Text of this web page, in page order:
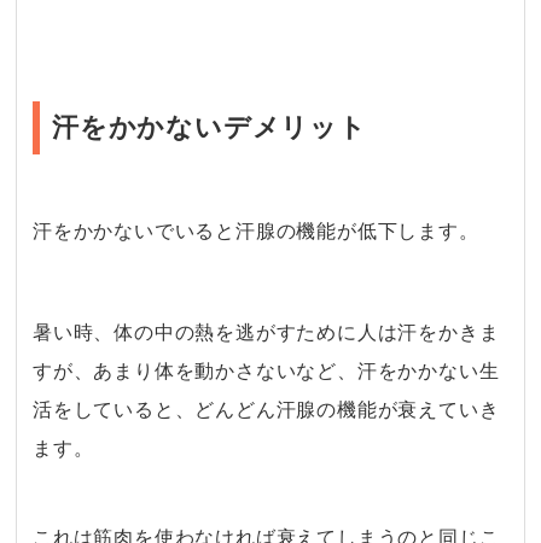
汗をかかないデメリット
汗をかかないでいると汗腺の機能が低下します。
暑い時、体の中の熱を逃がすために人は汗をかきま
すが、あまり体を動かさないなど、汗をかかない生
活をしていると、どんどん汗腺の機能が衰えていき
ます。
これは筋肉を使わなければ衰えてしまうのと同じこ